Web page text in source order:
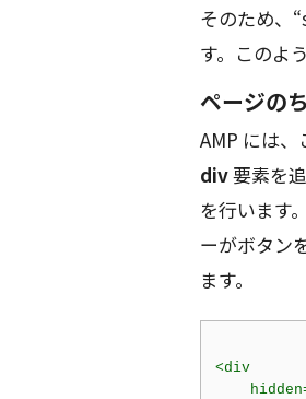
そのため、
す。このよ
ページの
AMP には
div要素を
を行います
ーがボタン
ます。
<div
hidden